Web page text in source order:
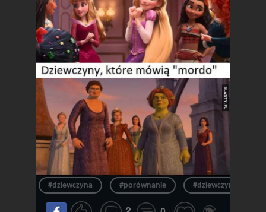
#dziewczyna #porównanie #dziewczyny